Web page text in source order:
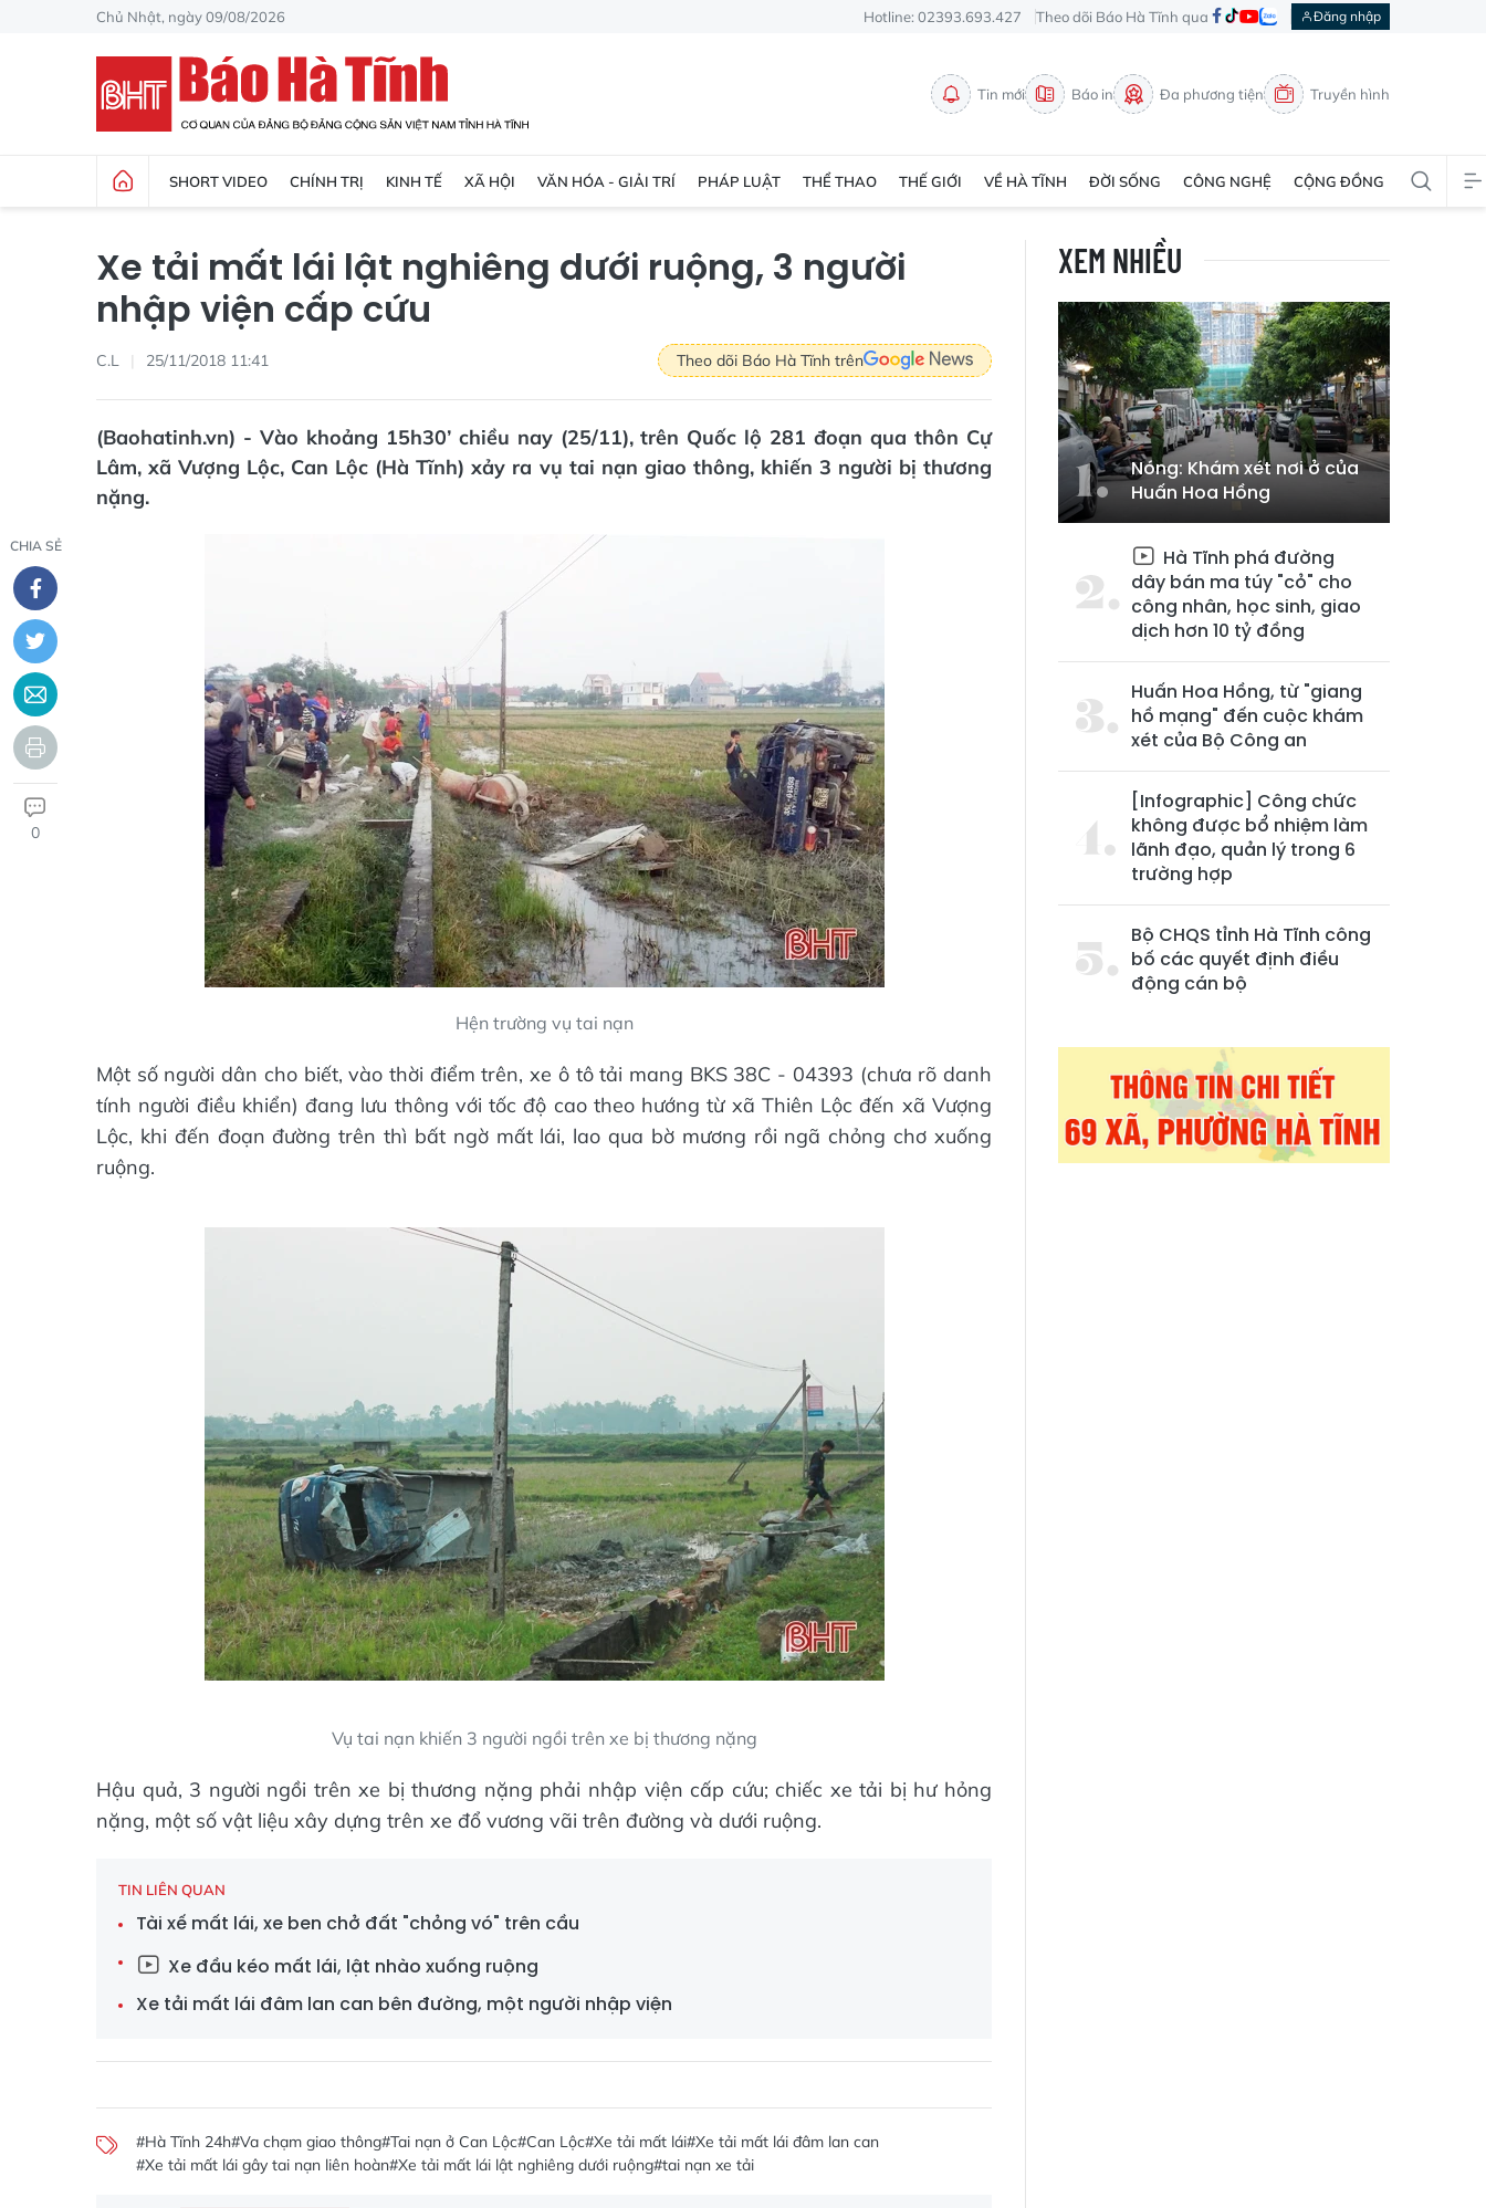
Chủ Nhật, ngày 09/08/2026 Hotline: 02393.693.427 Theo dõi Báo Hà Tĩnh qua Đăng nhập
Tin mới Báo in Đa phương tiện Truyền hình
SHORT VIDEO CHÍNH TRỊ KINH TẾ XÃ HỘI VĂN HÓA - GIẢI TRÍ PHÁP LUẬT THỂ THAO THẾ GIỚI VỀ HÀ TĨNH ĐỜI SỐNG CÔNG NGHỆ CỘNG ĐỒNG
Xe tải mất lái lật nghiêng dưới ruộng, 3 người
nhập viện cấp cứu
C.L 25/11/2018 11:41 Theo dõi Báo Hà Tĩnh trên
(Baohatinh.vn) - Vào khoảng 15h30’ chiều nay (25/11), trên Quốc lộ 281 đoạn qua thôn Cự
Lâm, xã Vượng Lộc, Can Lộc (Hà Tĩnh) xảy ra vụ tai nạn giao thông, khiến 3 người bị thương
nặng.
CHIA SẺ
0
Hện trường vụ tai nạn
Một số người dân cho biết, vào thời điểm trên, xe ô tô tải mang BKS 38C - 04393 (chưa rõ danh
tính người điều khiển) đang lưu thông với tốc độ cao theo hướng từ xã Thiên Lộc đến xã Vượng
Lộc, khi đến đoạn đường trên thì bất ngờ mất lái, lao qua bờ mương rồi ngã chỏng chơ xuống
ruộng.
Vụ tai nạn khiến 3 người ngồi trên xe bị thương nặng
Hậu quả, 3 người ngồi trên xe bị thương nặng phải nhập viện cấp cứu; chiếc xe tải bị hư hỏng
nặng, một số vật liệu xây dựng trên xe đổ vương vãi trên đường và dưới ruộng.
TIN LIÊN QUAN
Tài xế mất lái, xe ben chở đất "chỏng vó" trên cầu
Xe đầu kéo mất lái, lật nhào xuống ruộng
Xe tải mất lái đâm lan can bên đường, một người nhập viện
#Hà Tĩnh 24h#Va chạm giao thông#Tai nạn ở Can Lộc#Can Lộc#Xe tải mất lái#Xe tải mất lái đâm lan can
#Xe tải mất lái gây tai nạn liên hoàn#Xe tải mất lái lật nghiêng dưới ruộng#tai nạn xe tải
XEM NHIỀU
Nóng: Khám xét nơi ở của
Huấn Hoa Hồng
Hà Tĩnh phá đường
dây bán ma túy "cỏ" cho
công nhân, học sinh, giao
dịch hơn 10 tỷ đồng
Huấn Hoa Hồng, từ "giang
hồ mạng" đến cuộc khám
xét của Bộ Công an
[Infographic] Công chức
không được bổ nhiệm làm
lãnh đạo, quản lý trong 6
trường hợp
Bộ CHQS tỉnh Hà Tĩnh công
bố các quyết định điều
động cán bộ